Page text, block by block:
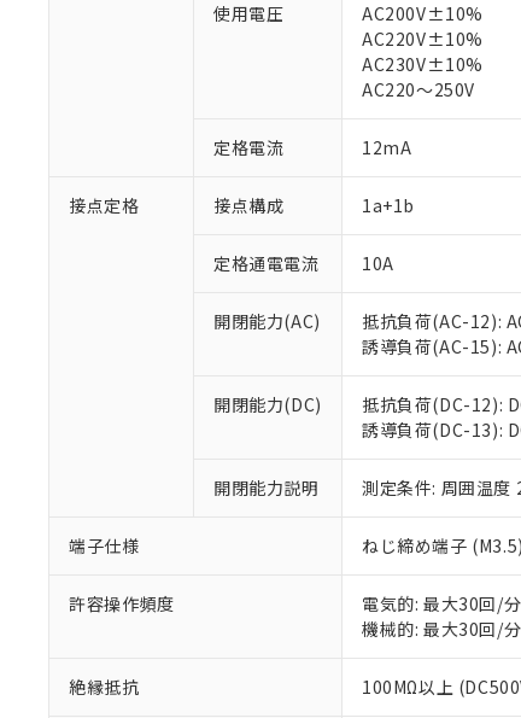
使用電圧
AC200V±10%
AC220V±10%
AC230V±10%
AC220～250V
定格電流 12mA
接点定格 接点構成 1a+1b
定格通電電流 10A
開閉能力(AC)
抵抗負荷(AC-12):
誘導負荷(AC-15):
開閉能力(DC)
抵抗負荷(DC-12):
誘導負荷(DC-13):
開閉能力説明 測定条件: 周囲温
端子仕様 ねじ締め端子 (M3.5)
許容操作頻度
電気的: 最大30回/分
機械的: 最大30回/分
絶縁抵抗 100MΩ以上
ご利用条件
くもので
当社制御
在庫状況
のであり
い。
正式な納
当社販売
在庫状況
す。
マイパー
ている必
お客様が
が、当社
※当社の共
いる法人
※1 対応状況
対応済み：
対応予定：EU
対応予定なし：
調査・確認中：
仕入先様の事
があります。
*EU RoHS指令（10物
鉛(Pb) 1000ppm以
フタル酸ビス(2-エチ
ル（DBP）
但し、RoHS指令で
フタル酸エステル類
部品在庫の切り
※3 非含有証
下記の非含有証
EU RoHS指令
※1 中国
「○」：最大均
「×」：最大均
「－」：未確認
*中国RoHS10物質の
Pb(鉛) :1000ppm、
Cr(Ⅵ)(六価クロム) :
DEHP(フタル酸ビス
※2 環境保護
「10」：通常の
味します。
「－」：未確認
う）を輸
などの必
当社は規
ます。
当社は貴
置等に一
また当社
たしませ
記
号
説明
○ 一定
機器
白
受注